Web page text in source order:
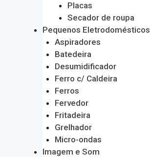
Placas
Secador de roupa
Pequenos Eletrodomésticos
Aspiradores
Batedeira
Desumidificador
Ferro c/ Caldeira
Ferros
Fervedor
Fritadeira
Grelhador
Micro-ondas
Imagem e Som